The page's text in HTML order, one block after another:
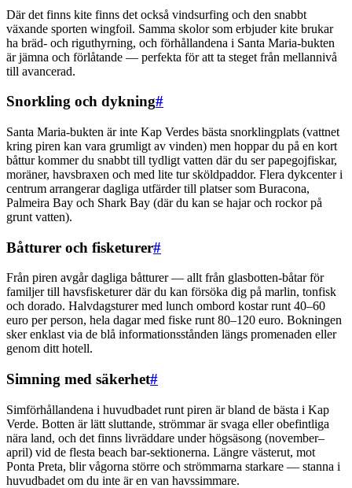
Där det finns kite finns det också vindsurfing och den snabbt
växande sporten wingfoil. Samma skolor som erbjuder kite brukar
ha bräd- och riguthyrning, och förhållandena i Santa Maria-bukten
är jämna och förlåtande — perfekta för att ta steget från mellannivå
till avancerad.
Snorkling och dykning#
Santa Maria-bukten är inte Kap Verdes bästa snorklingplats (vattnet
kring piren kan vara grumligt av vinden) men hoppar du på en kort
båttur kommer du snabbt till tydligt vatten där du ser papegojfiskar,
moräner, havsbraxen och med lite tur sköldpaddor. Flera dykcenter i
centrum arrangerar dagliga utfärder till platser som Buracona,
Palmeira Bay och Shark Bay (där du kan se hajar och rockor på
grunt vatten).
Båtturer och fisketurer#
Från piren avgår dagliga båtturer — allt från glasbotten-båtar för
familjer till havsfisketurer där du kan försöka dig på marlin, tonfisk
och dorado. Halvdagsturer med lunch ombord kostar runt 40–60
euro per person, hela dagar med fiske runt 80–120 euro. Bokningen
sker enklast via de blå informationsstånden längs promenaden eller
genom ditt hotell.
Simning med säkerhet#
Simförhållandena i huvudbadet runt piren är bland de bästa i Kap
Verde. Botten är lätt sluttande, strömmar är svaga eller obefintliga
nära land, och det finns livräddare under högsäsong (november–
april) vid de flesta beach bar-sektionerna. Längre västerut, mot
Ponta Preta, blir vågorna större och strömmarna starkare — stanna i
huvudbadet om du inte är en van havssimmare.